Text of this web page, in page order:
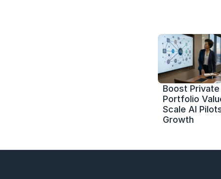
Boost
Portfolio
Scale AI
Growth